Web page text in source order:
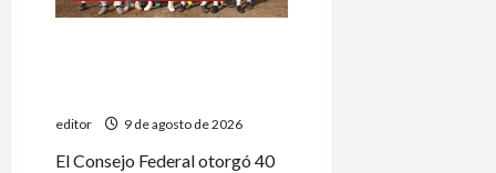
editor 9 de agosto de 2026
El Consejo Federal otorgó 40